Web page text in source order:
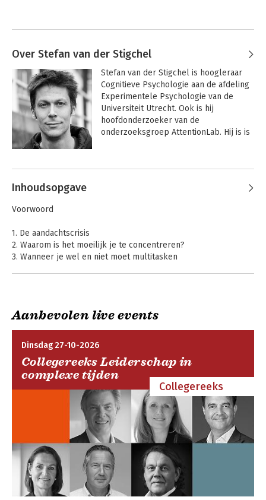
Over Stefan van der Stigchel
Stefan van der Stigchel is hoogleraar
Cognitieve Psychologie aan de afdeling
Experimentele Psychologie van de
Universiteit Utrecht. Ook is hij
hoofdonderzoeker van de
onderzoeksgroep AttentionLab. Hij is is
aandacht. Zijn werk werd in vele landen
Andere boeken door Stefan van der
Stigchel
Beter leren kijken Beter leren kijken
Inhoudsopgave
Voorwoord
1. De aandachtscrisis
2. Waarom is het moeilijk je te concentreren?
3. Wanneer je wel en niet moet multitasken
Hoop voor de toekomst
Woord van dank
Aanbevolen live events
Dinsdag 27-10-2026
Collegereeks Leiderschap in
complexe tijden
Collegereeks